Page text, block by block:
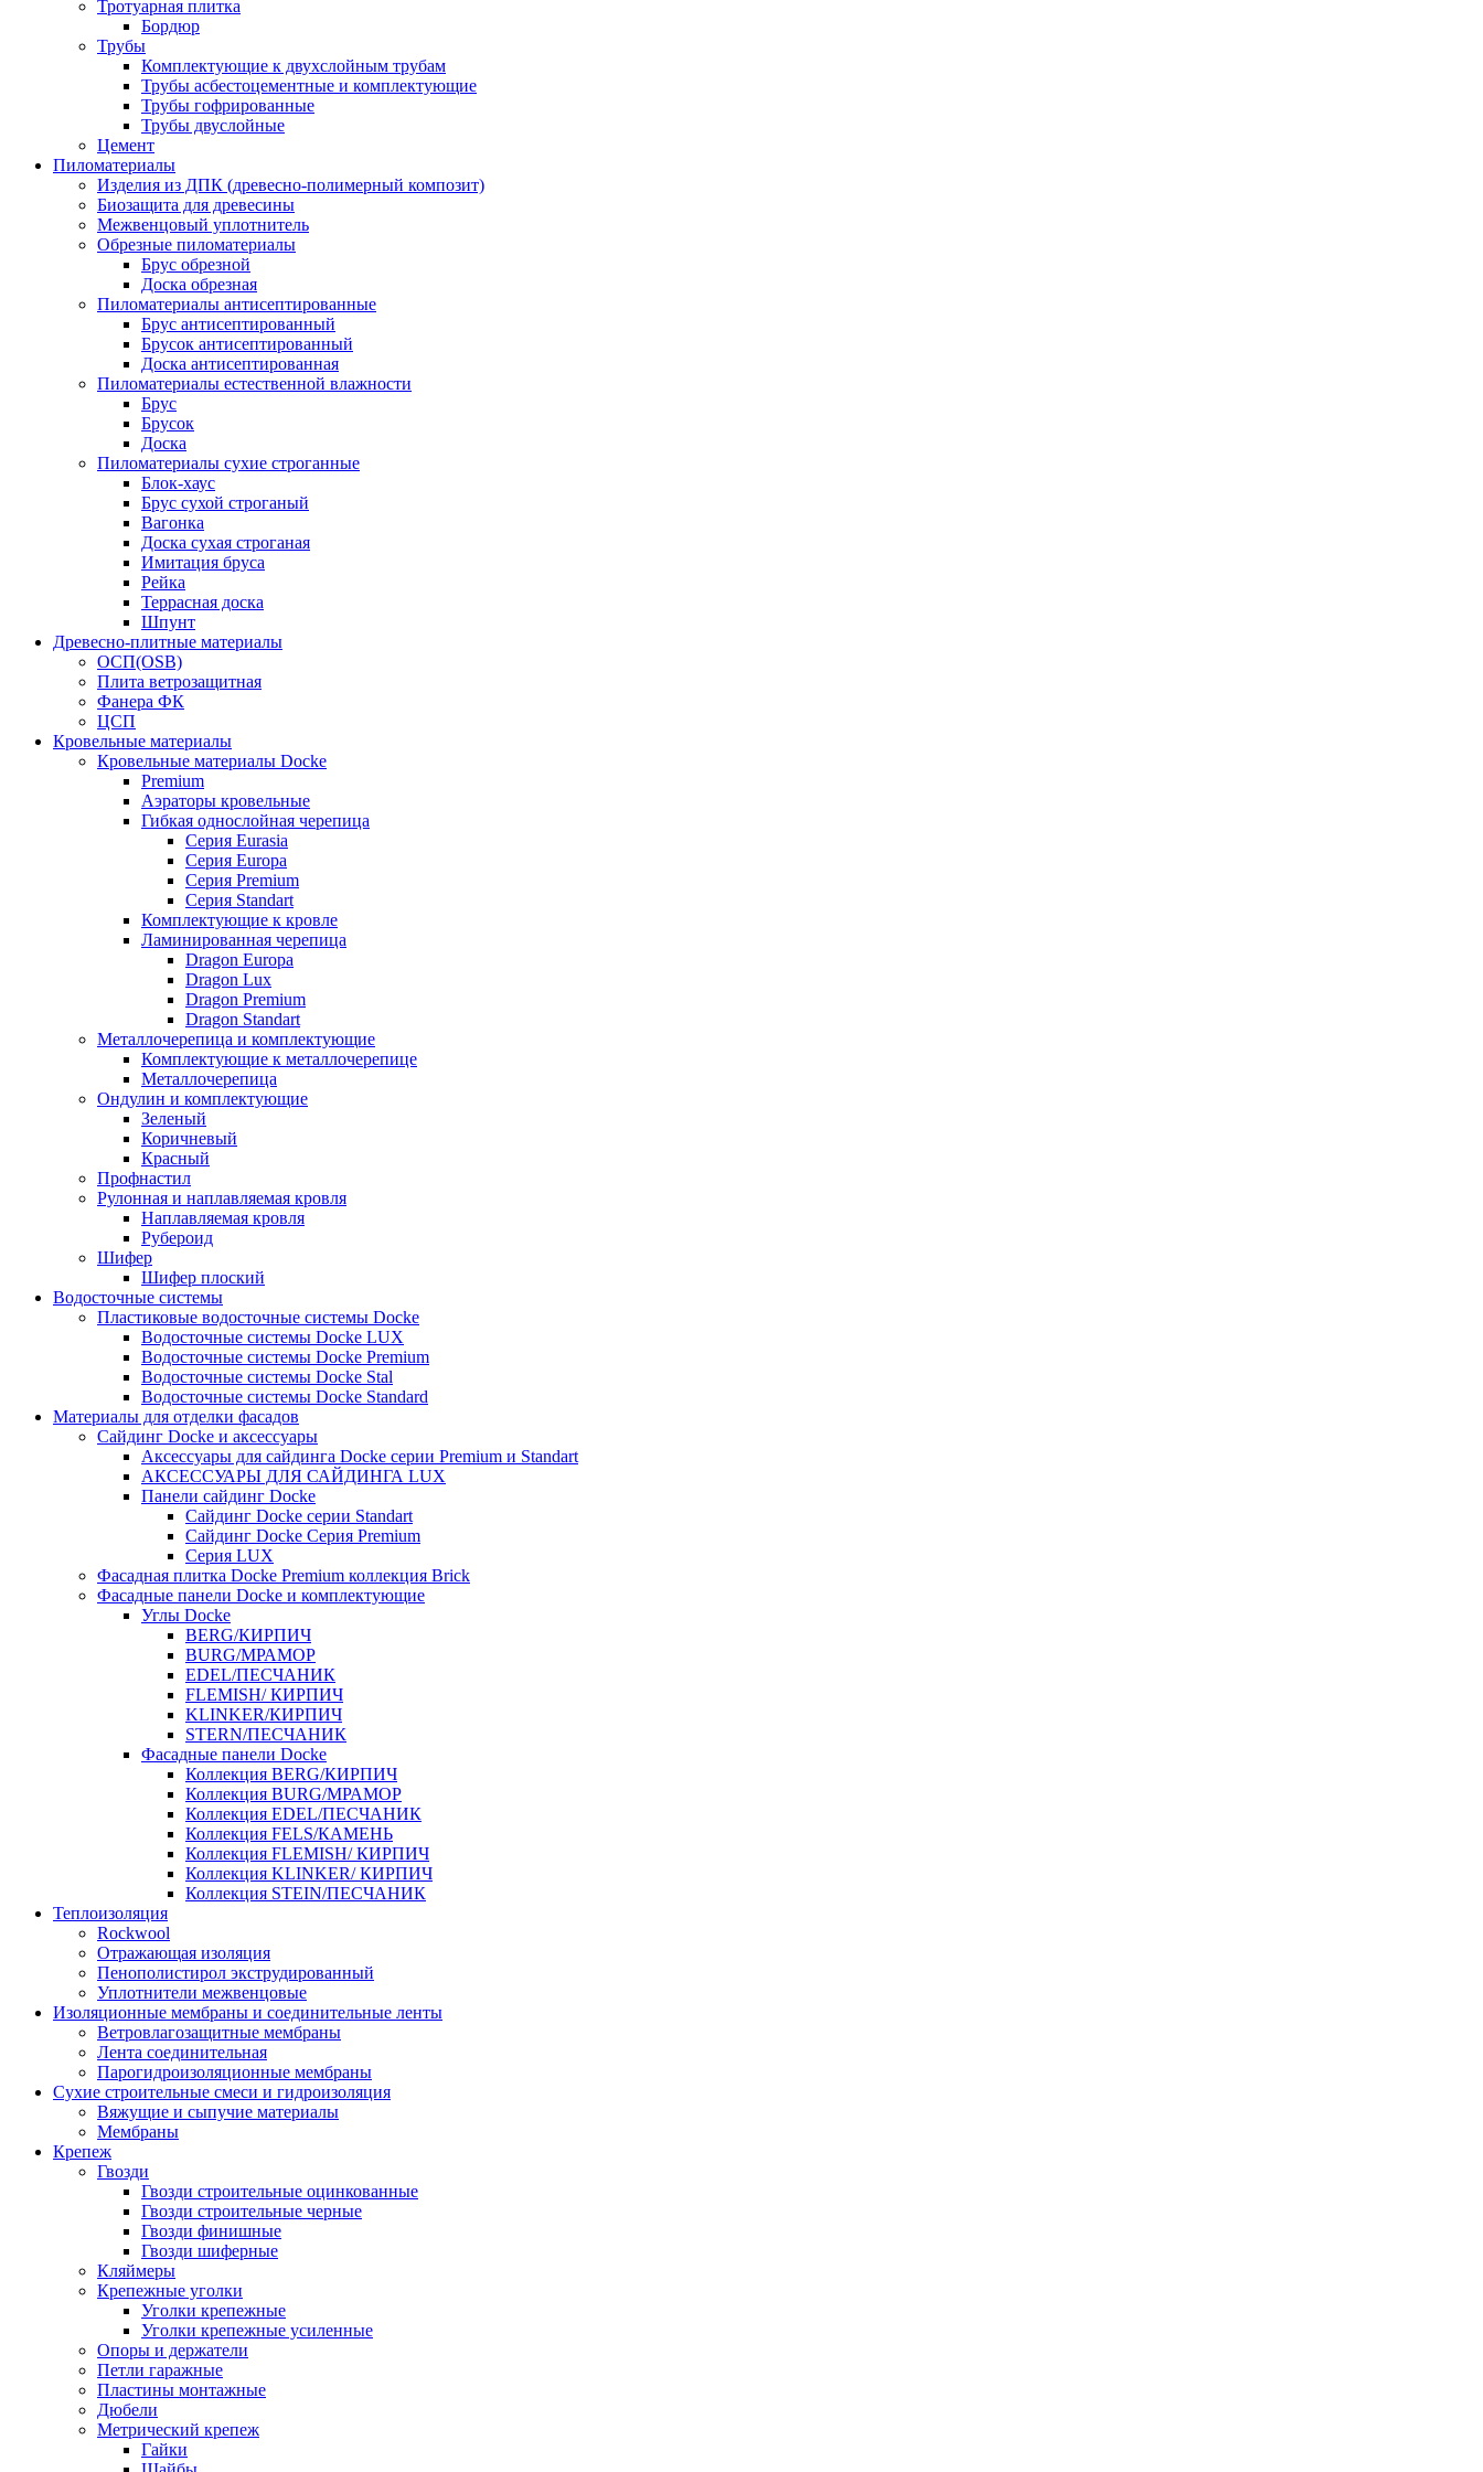
Тротуарная плитка
Бордюр
Трубы
Комплектующие к двухслойным трубам
Трубы асбестоцементные и комплектующие
Трубы гофрированные
Трубы двуслойные
Цемент
Пиломатериалы
Изделия из ДПК (древесно-полимерный композит)
Биозащита для древесины
Межвенцовый уплотнитель
Обрезные пиломатериалы
Брус обрезной
Доска обрезная
Пиломатериалы антисептированные
Брус антисептированный
Брусок антисептированный
Доска антисептированная
Пиломатериалы естественной влажности
Брус
Брусок
Доска
Пиломатериалы сухие строганные
Блок-хаус
Брус сухой строганый
Вагонка
Доска сухая строганая
Имитация бруса
Рейка
Террасная доска
Шпунт
Древесно-плитные материалы
ОСП(OSB)
Плита ветрозащитная
Фанера ФК
ЦСП
Кровельные материалы
Кровельные материалы Docke
Premium
Аэраторы кровельные
Гибкая однослойная черепица
Серия Eurasia
Серия Europa
Серия Premium
Серия Standart
Комплектующие к кровле
Ламинированная черепица
Dragon Europa
Dragon Lux
Dragon Premium
Dragon Standart
Металлочерепица и комплектующие
Комплектующие к металлочерепице
Металлочерепица
Ондулин и комплектующие
Зеленый
Коричневый
Красный
Профнастил
Рулонная и наплавляемая кровля
Наплавляемая кровля
Рубероид
Шифер
Шифер плоский
Водосточные системы
Пластиковые водосточные системы Docke
Водосточные системы Docke LUX
Водосточные системы Docke Premium
Водосточные системы Docke Stal
Водосточные системы Docke Standard
Материалы для отделки фасадов
Сайдинг Docke и аксессуары
Аксессуары для сайдинга Docke серии Premium и Standart
АКСЕССУАРЫ ДЛЯ САЙДИНГА LUX
Панели сайдинг Docke
Cайдинг Docke серии Standart
Сайдинг Docke Серия Premium
Серия LUX
Фасадная плитка Docke Premium коллекция Brick
Фасадные панели Docke и комплектующие
Углы Docke
BERG/КИРПИЧ
BURG/МРАМОР
EDEL/ПЕСЧАНИК
FLEMISH/ КИРПИЧ
KLINKER/КИРПИЧ
STERN/ПЕСЧАНИК
Фасадные панели Docke
Коллекция BERG/КИРПИЧ
Коллекция BURG/МРАМОР
Коллекция EDEL/ПЕСЧАНИК
Коллекция FELS/КАМЕНЬ
Коллекция FLEMISH/ КИРПИЧ
Коллекция KLINKER/ КИРПИЧ
Коллекция STEIN/ПЕСЧАНИК
Теплоизоляция
Rockwool
Отражающая изоляция
Пенополистирол экструдированный
Уплотнители межвенцовые
Изоляционные мембраны и соединительные ленты
Ветровлагозащитные мембраны
Лента соединительная
Парогидроизоляционные мембраны
Сухие строительные смеси и гидроизоляция
Вяжущие и сыпучие материалы
Мембраны
Крепеж
Гвозди
Гвозди строительные оцинкованные
Гвозди строительные черные
Гвозди финишные
Гвозди шиферные
Кляймеры
Крепежные уголки
Уголки крепежные
Уголки крепежные усиленные
Опоры и держатели
Петли гаражные
Пластины монтажные
Дюбели
Метрический крепеж
Гайки